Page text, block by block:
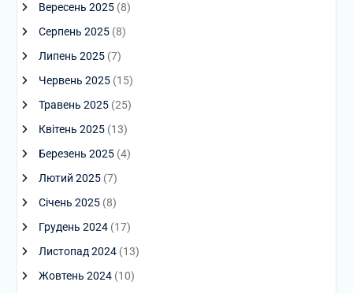
Вересень 2025(8)
Серпень 2025(8)
Липень 2025(7)
Червень 2025(15)
Травень 2025(25)
Квітень 2025(13)
Березень 2025(4)
Лютий 2025(7)
Січень 2025(8)
Грудень 2024(17)
Листопад 2024(13)
Жовтень 2024(10)